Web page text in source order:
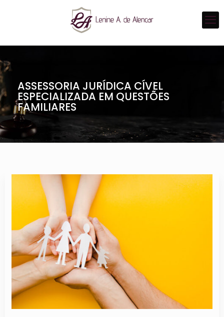
ASSESSORIA JURÍDICA CÍVEL
ESPECIALIZADA EM QUESTÕES
FAMILIARES